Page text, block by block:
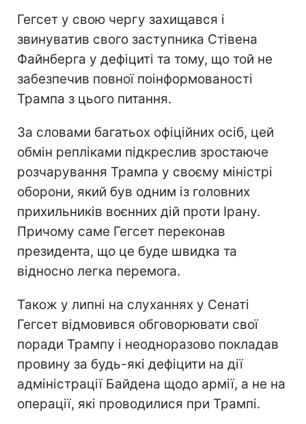
Гегсет у свою чергу захищався і
звинуватив свого заступника Стівена
Файнберга у дефіциті та тому, що той не
забезпечив повної поінформованості
Трампа з цього питання.
За словами багатьох офіційних осіб, цей
обмін репліками підкреслив зростаюче
розчарування Трампа у своєму міністрі
оборони, який був одним із головних
прихильників воєнних дій проти Ірану.
Причому саме Гегсет переконав
президента, що це буде швидка та
відносно легка перемога.
Також у липні на слуханнях у Сенаті
Гегсет відмовився обговорювати свої
поради Трампу і неодноразово покладав
провину за будь-які дефіцити на дії
адміністрації Байдена щодо армії, а не на
операції, які проводилися при Трампі.